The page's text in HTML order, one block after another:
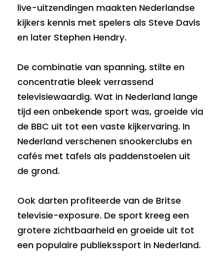
live-uitzendingen maakten Nederlandse
kijkers kennis met spelers als Steve Davis
en later Stephen Hendry.
De combinatie van spanning, stilte en
concentratie bleek verrassend
televisiewaardig. Wat in Nederland lange
tijd een onbekende sport was, groeide via
de BBC uit tot een vaste kijkervaring. In
Nederland verschenen snookerclubs en
cafés met tafels als paddenstoelen uit
de grond.
Ook darten profiteerde van de Britse
televisie-exposure. De sport kreeg een
grotere zichtbaarheid en groeide uit tot
een populaire publiekssport in Nederland.